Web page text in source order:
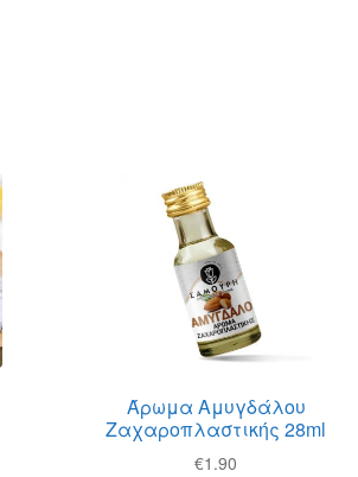
Άρωμα Αμυγδάλου
Ζαχαροπλαστικής 28ml
€1.90